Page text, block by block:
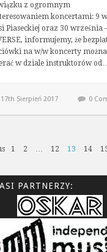
z ogromnym
koncertami: 9
Piaseckiej oraz 30 września
informujemy, że
na w/w koncerty można
w dziale instruktorów
17th Sierpień 2017 0
1 2 … 12 13 14
PARTNERZY: